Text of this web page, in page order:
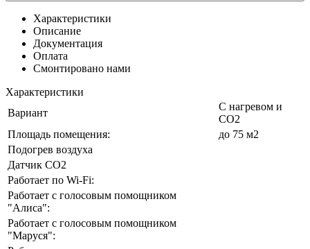
Характеристики
Описание
Документация
Оплата
Смонтировано нами
Характеристики
Вариант
С нагревом и
CO2
Площадь помещения:
до 75 м2
Подогрев воздуха
Датчик CO2
Работает по Wi-Fi:
Работает с голосовым помощником
"Алиса":
Работает с голосовым помощником
"Маруся":